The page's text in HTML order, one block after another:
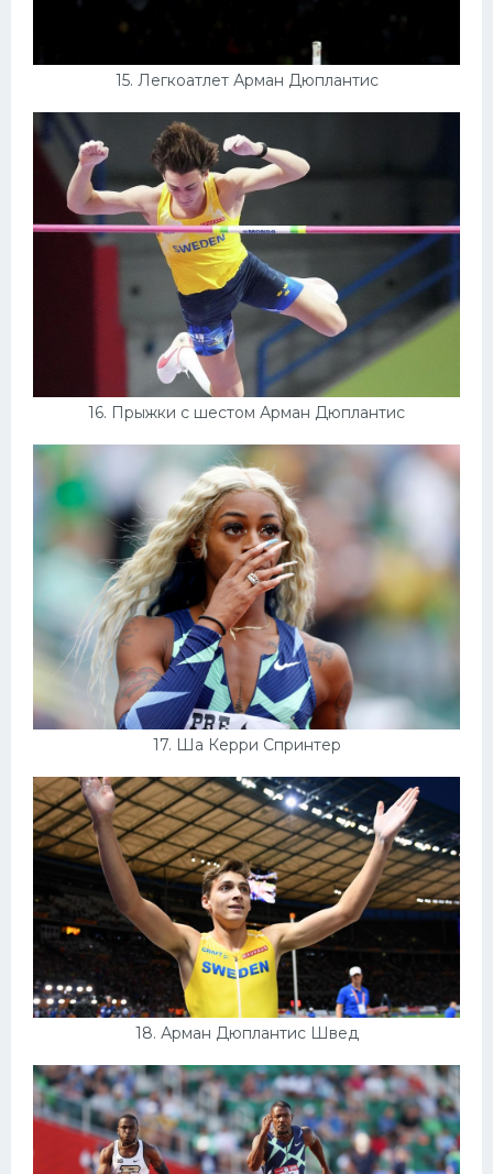
15. Легкоатлет Арман Дюплантис
16. Прыжки с шестом Арман Дюплантис
17. Ша Керри Спринтер
18. Арман Дюплантис Швед